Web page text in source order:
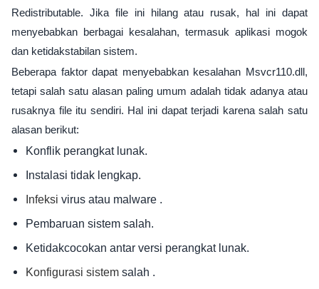
Redistributable. Jika file ini hilang atau rusak, hal ini dapat
menyebabkan berbagai kesalahan, termasuk aplikasi mogok
dan ketidakstabilan sistem.
Beberapa faktor dapat menyebabkan kesalahan Msvcr110.dll,
tetapi salah satu alasan paling umum adalah tidak adanya atau
rusaknya file itu sendiri. Hal ini dapat terjadi karena salah satu
alasan berikut:
Konflik perangkat lunak.
Instalasi tidak lengkap.
Infeksi virus atau malware .
Pembaruan sistem salah.
Ketidakcocokan antar versi perangkat lunak.
Konfigurasi sistem salah .